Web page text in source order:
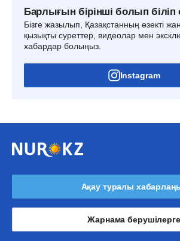
Барлығын бірінші болып
Бізге жазылып, Қазақстанның өзекті
қызықты суреттер, видеолар мен
хабардар болыңыз.
Instagram
Ақау туралы
Жарнама берушілерге